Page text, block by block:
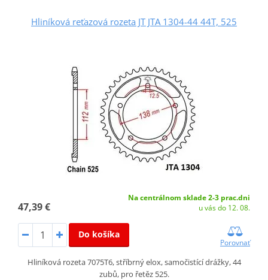
Hliníková reťazová rozeta JT JTA 1304-44 44T, 525
47,39 €
Na centrálnom sklade 2-3 prac.dni
u vás do 12. 08.
Do košíka
Porovnať
Hliníková rozeta 7075T6, stříbrný elox, samočistící drážky, 44
zubů, pro řetěz 525.